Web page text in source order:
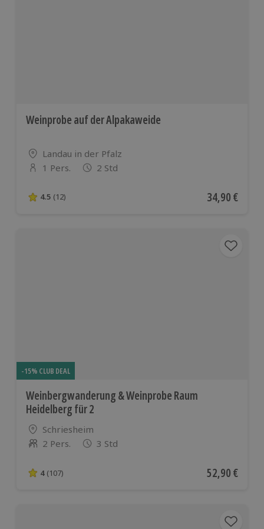
Weinprobe auf der Alpakaweide
Standort
Landau in der Pfalz
Anzahl der Teilnehmer
1 Pers. 2 Std
4.5 von 5 Sternen basierend auf 12 Bewertungen
4.5 (12) Aktueller
34,90 €
-15% CLUB DEAL
Weinbergwanderung & Weinprobe Raum
Heidelberg für 2
Standort
Schriesheim
Anzahl der Teilnehmer
2 Pers. 3 Std
4 von 5 Sternen basierend auf 107 Bewertungen
4 (107) Aktueller
52,90 €